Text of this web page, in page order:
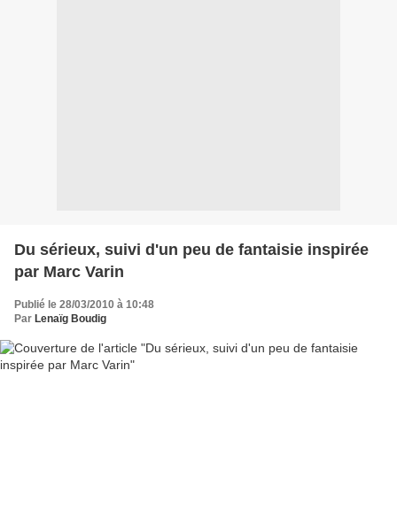
Du sérieux, suivi d'un peu de fantaisie inspirée
par Marc Varin
Publié le 28/03/2010 à 10:48
Par Lenaïg Boudig